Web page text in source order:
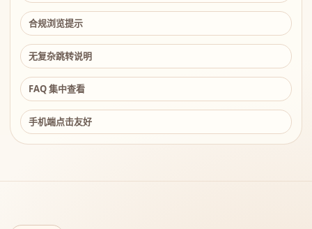
合规浏览提示
无复杂跳转说明
FAQ 集中查看
手机端点击友好